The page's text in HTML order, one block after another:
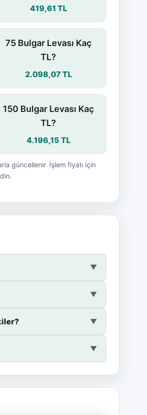
419,61 TL
75 Bulgar Levası Kaç
TL?
2.098,07 TL
150 Bulgar Levası Kaç
TL?
4.196,15 TL
güncellenir. İşlem fiyatı için
▼
▼
▼
▼